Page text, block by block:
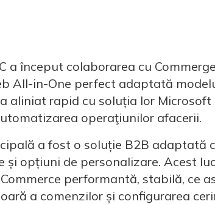
a început colaborarea cu
All-in-One perfect adaptată
aliniat rapid cu soluția lor
operaţiunilor afacerii.
a fost o soluție B2B adaptată
și opțiuni de personalizare. Acest
performantă, stabilă, ce
a comenzilor și configurarea